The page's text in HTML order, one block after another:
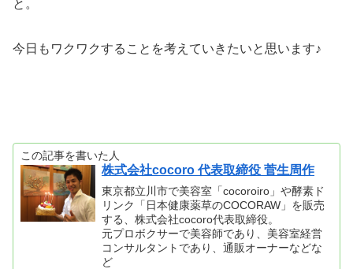
と。
今日もワクワクすることを考えていきたいと思います♪
この記事を書いた人
株式会社cocoro 代表取締役 菅生周作
東京都立川市で美容室「cocoroiro」や酵素ド
リンク「日本健康薬草のCOCORAW」を販売
する、株式会社cocoro代表取締役。
元プロボクサーで美容師であり、美容室経営
コンサルタントであり、通販オーナーなどな
ど